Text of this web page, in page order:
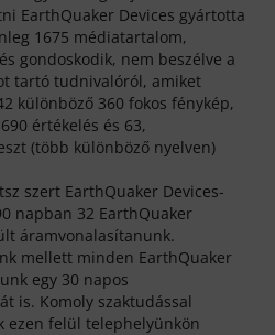
EarthQuaker Devices gyártotta
1675 médiatartalom,
gondoskodik, nem beszélve a
tartó tudnivalóról, amiket
különböző 360 fokos fénykép,
értékelés és 63,
(több különböző nyelven)
szert EarthQuaker Devices-
napban 32 EarthQuaker
áramvonalasítanunk.
mellett minden EarthQuaker
egy 30 napos
is. Komoly szaktudással
ezen felül telephelyünkön